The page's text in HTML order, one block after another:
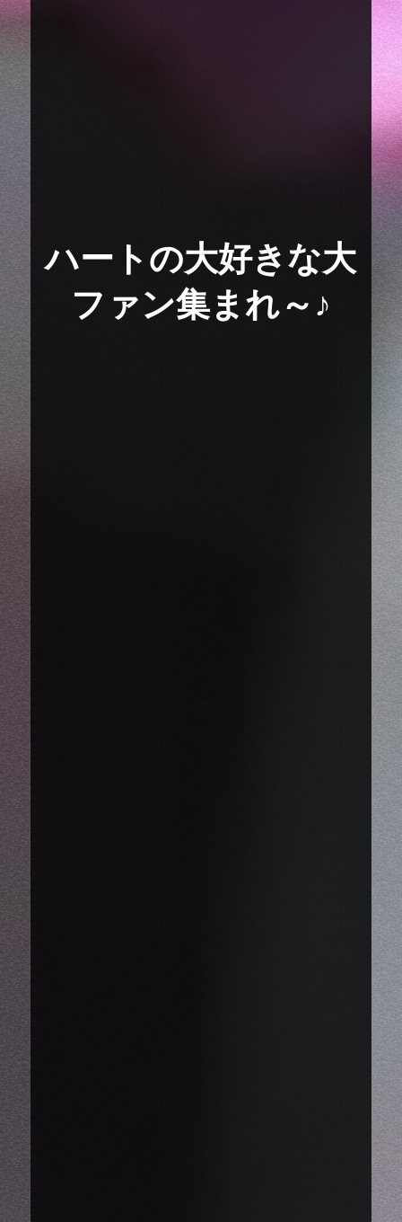
ハートの大好きな大
ファン集まれ～♪